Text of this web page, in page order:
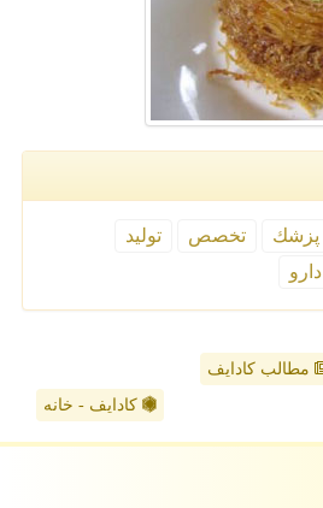
پزشك تخصص
تولید
دارو
مطالب کادایف
کادایف - خانه